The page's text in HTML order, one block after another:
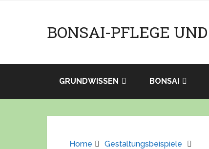
BONSAI-PFLEGE
GRUNDWISSEN BONSAI
Home
Gestaltungsbeispiele